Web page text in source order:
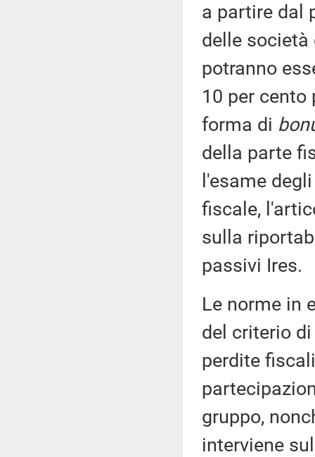
a partire dal
delle
potranno
10 per
forma di
della parte
l'esame
fiscale,
sulla
passivi Ires.
Le norme in
del criterio
perdite
gruppo,
interviene